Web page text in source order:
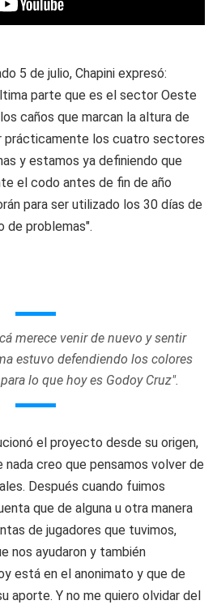
5 de julio, Chapini expresó:
parte que es el sector Oeste
caños que marcan la altura de
prácticamente los cuatro sectores
y estamos ya definiendo que
el codo antes de fin de año
para ser utilizado los 30 días de
de problemas".
merece venir de nuevo y sentir
estuvo defendiendo los colores
lo que hoy es Godoy Cruz".
el proyecto desde su origen,
nada creo que pensamos volver de
Después cuando fuimos
que de alguna u otra manera
de jugadores que tuvimos,
nos ayudaron y también
está en el anonimato y que de
aporte. Y no me quiero olvidar del